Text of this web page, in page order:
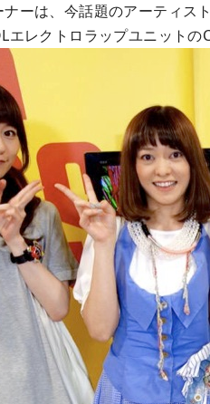
ーは、今話題のアーティス
エレクトロラップユニット